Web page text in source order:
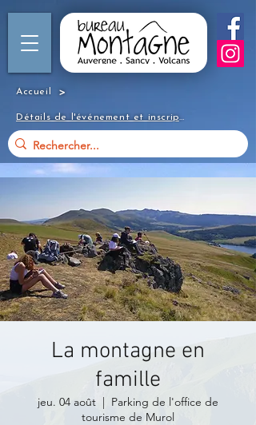
Accueil >
Détails de l'événement et inscription
La montagne en
famille
jeu. 04 août
  |
Parking de l'office de
tourisme de Murol